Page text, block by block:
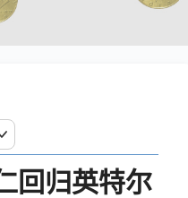
回归英特尔